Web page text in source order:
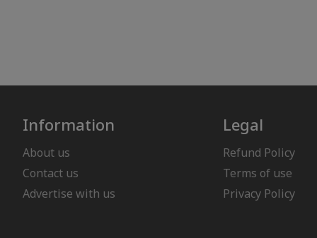
Information
About us
Contact us
Advertise with us
Legal
Refund Policy
Terms of use
Privacy Policy